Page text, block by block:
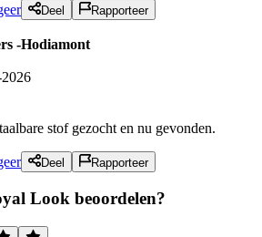
Deel Rapporteer
-Hodiamont
stof gezocht en nu gevonden.
Deel Rapporteer
Look beoordelen?